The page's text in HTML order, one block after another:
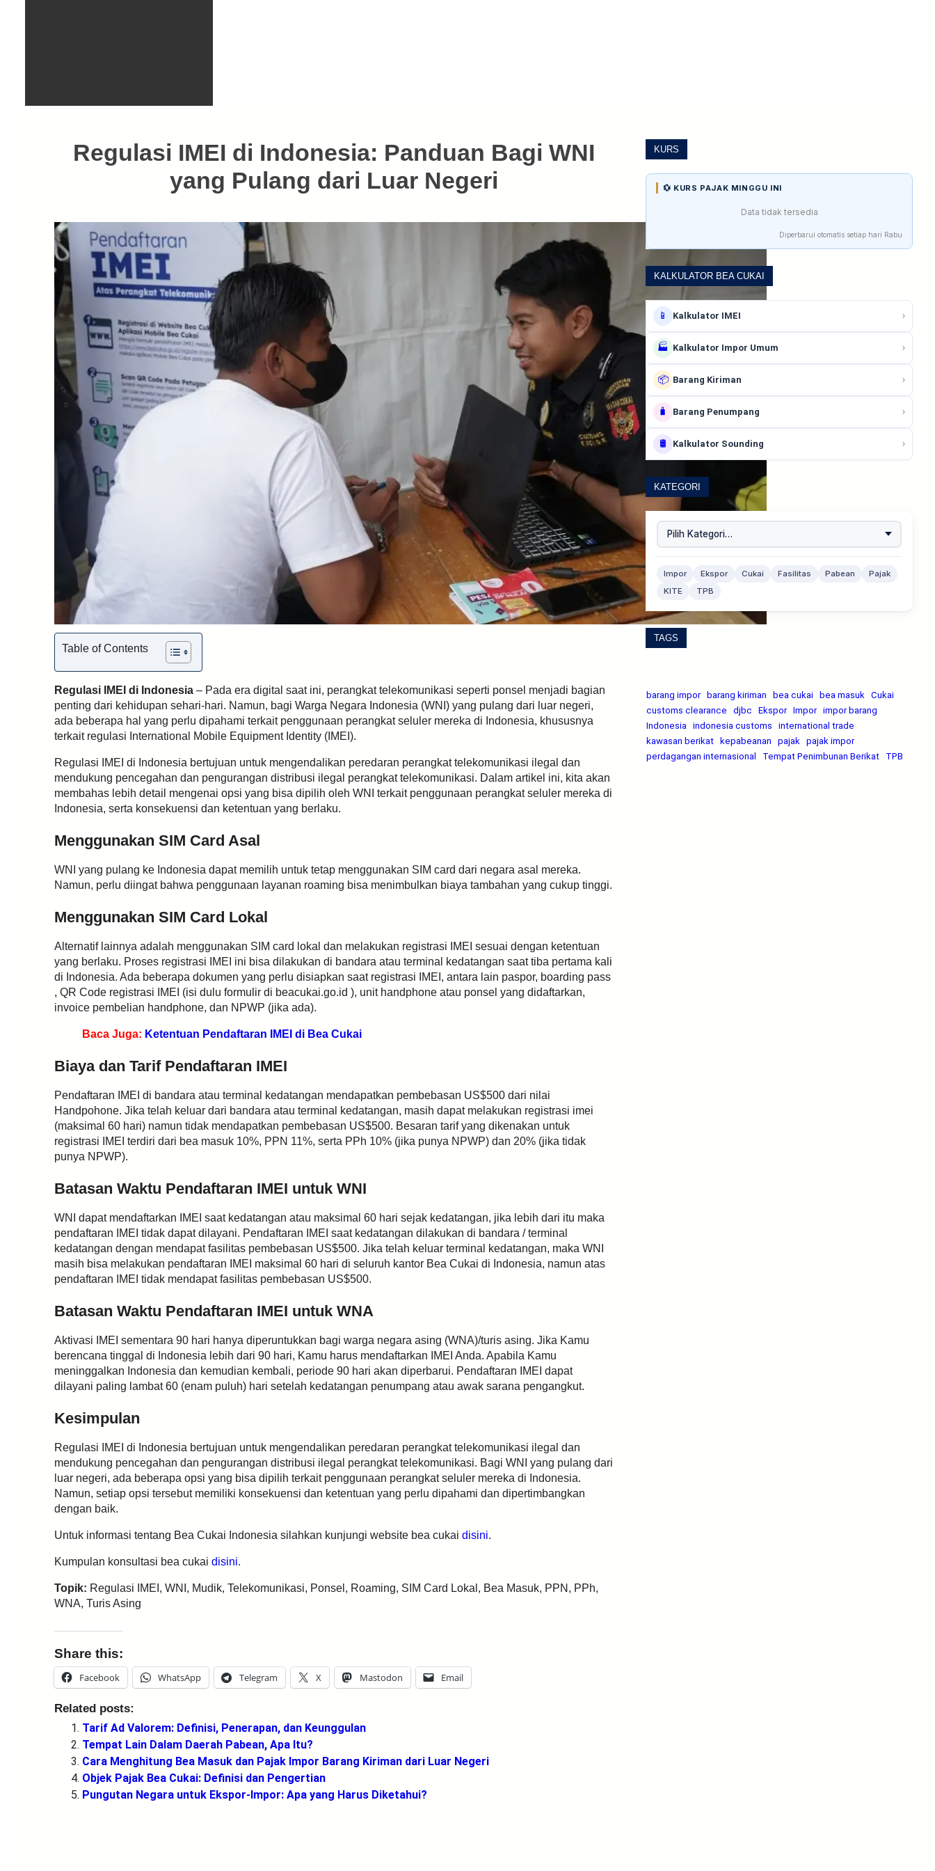
Regulasi IMEI di Indonesia: Panduan Bagi WNI
yang Pulang dari Luar Negeri
Table of Contents
Regulasi IMEI di Indonesia – Pada era digital saat ini, perangkat telekomunikasi seperti ponsel menjadi bagian
penting dari kehidupan sehari-hari. Namun, bagi Warga Negara Indonesia (WNI) yang pulang dari luar negeri,
ada beberapa hal yang perlu dipahami terkait penggunaan perangkat seluler mereka di Indonesia, khususnya
terkait regulasi International Mobile Equipment Identity (IMEI).
Regulasi IMEI di Indonesia bertujuan untuk mengendalikan peredaran perangkat telekomunikasi ilegal dan
mendukung pencegahan dan pengurangan distribusi ilegal perangkat telekomunikasi. Dalam artikel ini, kita akan
membahas lebih detail mengenai opsi yang bisa dipilih oleh WNI terkait penggunaan perangkat seluler mereka di
Indonesia, serta konsekuensi dan ketentuan yang berlaku.
Menggunakan SIM Card Asal
WNI yang pulang ke Indonesia dapat memilih untuk tetap menggunakan SIM card dari negara asal mereka.
Namun, perlu diingat bahwa penggunaan layanan roaming bisa menimbulkan biaya tambahan yang cukup tinggi.
Menggunakan SIM Card Lokal
Alternatif lainnya adalah menggunakan SIM card lokal dan melakukan registrasi IMEI sesuai dengan ketentuan
yang berlaku. Proses registrasi IMEI ini bisa dilakukan di bandara atau terminal kedatangan saat tiba pertama kali
di Indonesia. Ada beberapa dokumen yang perlu disiapkan saat registrasi IMEI, antara lain paspor, boarding pass
, QR Code registrasi IMEI (isi dulu formulir di beacukai.go.id ), unit handphone atau ponsel yang didaftarkan,
invoice pembelian handphone, dan NPWP (jika ada).
Baca Juga: Ketentuan Pendaftaran IMEI di Bea Cukai
Biaya dan Tarif Pendaftaran IMEI
Pendaftaran IMEI di bandara atau terminal kedatangan mendapatkan pembebasan US$500 dari nilai
Handpohone. Jika telah keluar dari bandara atau terminal kedatangan, masih dapat melakukan registrasi imei
(maksimal 60 hari) namun tidak mendapatkan pembebasan US$500. Besaran tarif yang dikenakan untuk
registrasi IMEI terdiri dari bea masuk 10%, PPN 11%, serta PPh 10% (jika punya NPWP) dan 20% (jika tidak
punya NPWP).
Batasan Waktu Pendaftaran IMEI untuk WNI
WNI dapat mendaftarkan IMEI saat kedatangan atau maksimal 60 hari sejak kedatangan, jika lebih dari itu maka
pendaftaran IMEI tidak dapat dilayani. Pendaftaran IMEI saat kedatangan dilakukan di bandara / terminal
kedatangan dengan mendapat fasilitas pembebasan US$500. Jika telah keluar terminal kedatangan, maka WNI
masih bisa melakukan pendaftaran IMEI maksimal 60 hari di seluruh kantor Bea Cukai di Indonesia, namun atas
pendaftaran IMEI tidak mendapat fasilitas pembebasan US$500.
Batasan Waktu Pendaftaran IMEI untuk WNA
Aktivasi IMEI sementara 90 hari hanya diperuntukkan bagi warga negara asing (WNA)/turis asing. Jika Kamu
berencana tinggal di Indonesia lebih dari 90 hari, Kamu harus mendaftarkan IMEI Anda. Apabila Kamu
meninggalkan Indonesia dan kemudian kembali, periode 90 hari akan diperbarui. Pendaftaran IMEI dapat
dilayani paling lambat 60 (enam puluh) hari setelah kedatangan penumpang atau awak sarana pengangkut.
Kesimpulan
Regulasi IMEI di Indonesia bertujuan untuk mengendalikan peredaran perangkat telekomunikasi ilegal dan
mendukung pencegahan dan pengurangan distribusi ilegal perangkat telekomunikasi. Bagi WNI yang pulang dari
luar negeri, ada beberapa opsi yang bisa dipilih terkait penggunaan perangkat seluler mereka di Indonesia.
Namun, setiap opsi tersebut memiliki konsekuensi dan ketentuan yang perlu dipahami dan dipertimbangkan
dengan baik.
Untuk informasi tentang Bea Cukai Indonesia silahkan kunjungi website bea cukai disini.
Kumpulan konsultasi bea cukai disini.
Topik: Regulasi IMEI, WNI, Mudik, Telekomunikasi, Ponsel, Roaming, SIM Card Lokal, Bea Masuk, PPN, PPh,
WNA, Turis Asing
Share this:
Facebook WhatsApp Telegram X Mastodon Email
Related posts:
Tarif Ad Valorem: Definisi, Penerapan, dan Keunggulan
Tempat Lain Dalam Daerah Pabean, Apa Itu?
Cara Menghitung Bea Masuk dan Pajak Impor Barang Kiriman dari Luar Negeri
Objek Pajak Bea Cukai: Definisi dan Pengertian
Pungutan Negara untuk Ekspor-Impor: Apa yang Harus Diketahui?
KURS
💱 KURS PAJAK MINGGU INI
Data tidak tersedia
Diperbarui otomatis setiap hari Rabu
KALKULATOR BEA CUKAI
📱 Kalkulator IMEI ›
🏭 Kalkulator Impor Umum ›
📦 Barang Kiriman ›
🧳 Barang Penumpang ›
🛢️ Kalkulator Sounding ›
KATEGORI
Impor Ekspor Cukai Fasilitas Pabean
Pajak
KITE
TPB
TAGS
barang impor barang kiriman bea cukai bea masuk
Cukai
customs clearance
djbc Ekspor Impor impor barang
Indonesia
indonesia customs
international trade
kawasan berikat
kepabeanan pajak
pajak impor
perdagangan internasional
Tempat Penimbunan Berikat TPB